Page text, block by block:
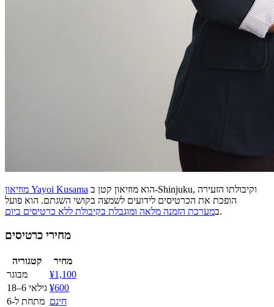
מוזיאון Yayoi Kusama
הופכת את הכרטיסים לידועים לשמצה בקושי השגתם. הוא פועל
במערכת הזמנה מלאה ומוגבלת בקיבולת ללא כרטיסים ביום .
מחירי כרטיסים
קטגוריה
מחיר
מבוגר
¥1,100
גילאי 6–18 ¥600
מתחת ל-6 חינם